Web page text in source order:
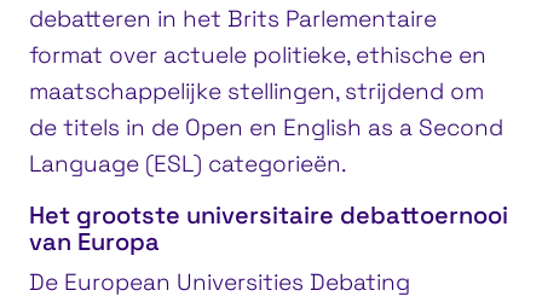
debatteren in het Brits Parlementaire
format over actuele politieke, ethische en
maatschappelijke stellingen, strijdend om
de titels in de Open en English as a Second
Language (ESL) categorieën.
Het grootste universitaire debattoernooi
van Europa
De European Universities Debating